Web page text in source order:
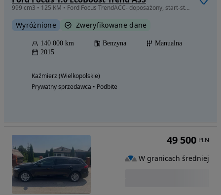
999 cm3 • 125 KM • Ford Focus TrendACC- doposażony, start-stop
Wyróżnione Zweryfikowane dane
140 000 km Benzyna
Manualna
2015
Kaźmierz (Wielkopolskie)
Prywatny sprzedawca • Podbite
49 500 PLN
W granicach średniej